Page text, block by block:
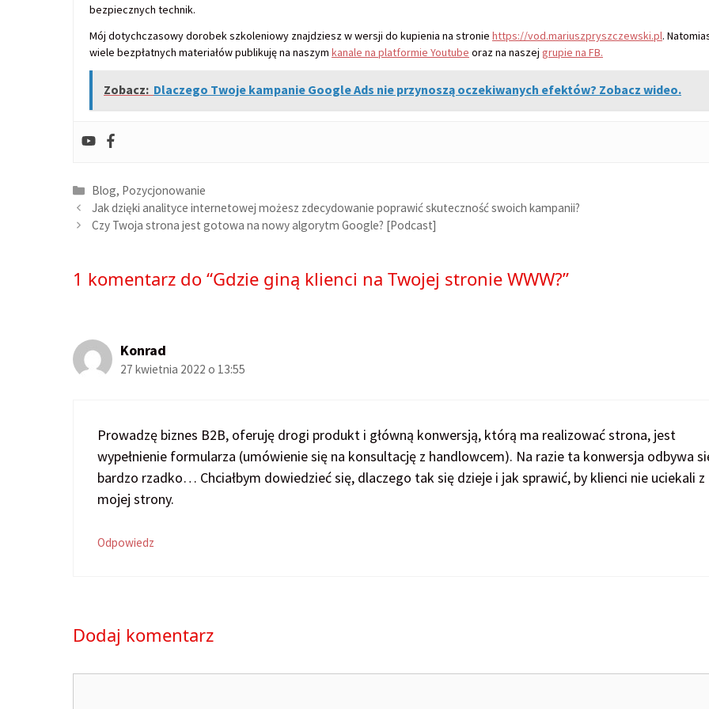
bezpiecznych technik.
Mój dotychczasowy dorobek szkoleniowy znajdziesz w wersji do kupienia na stronie https://vod.mariuszpryszczewski.pl.
wiele bezpłatnych materiałów publikuję na naszym kanale na platformie Youtube oraz na naszej grupie na FB.
Zobacz: Dlaczego Twoje kampanie Google Ads nie przynoszą oczekiwanych efektów? Zobacz wideo.
Kategorie
Blog, Pozycjonowanie
Jak dzięki analityce internetowej możesz zdecydowanie poprawić skuteczność swoich kampanii?
Czy Twoja strona jest gotowa na nowy algorytm Google? [Podcast]
1 komentarz do “Gdzie giną klienci na Twojej stronie WWW?”
Konrad
27 kwietnia 2022 o 13:55
Prowadzę biznes B2B, oferuję drogi produkt i główną konwersją, którą ma realizować strona, jest
wypełnienie formularza (umówienie się na konsultację z handlowcem). Na razie ta konwersja odbywa
bardzo rzadko… Chciałbym dowiedzieć się, dlaczego tak się dzieje i jak sprawić, by klienci nie uciekali z
mojej strony.
Odpowiedz
Dodaj komentarz